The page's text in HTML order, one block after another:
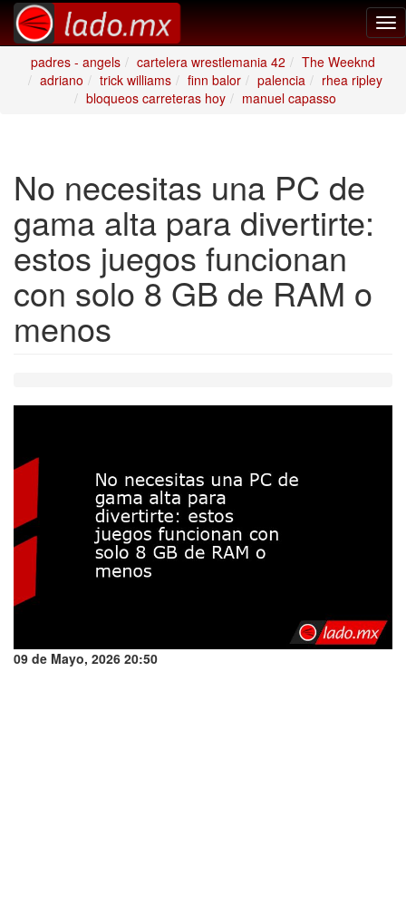
padres - angels
cartelera wrestlemania 42
The Weeknd
adriano
trick williams finn balor palencia
rhea ripley
bloqueos carreteras hoy
manuel capasso
No necesitas una PC de
gama alta para divertirte:
estos juegos funcionan
con solo 8 GB de RAM o
menos
09 de Mayo, 2026 20:50